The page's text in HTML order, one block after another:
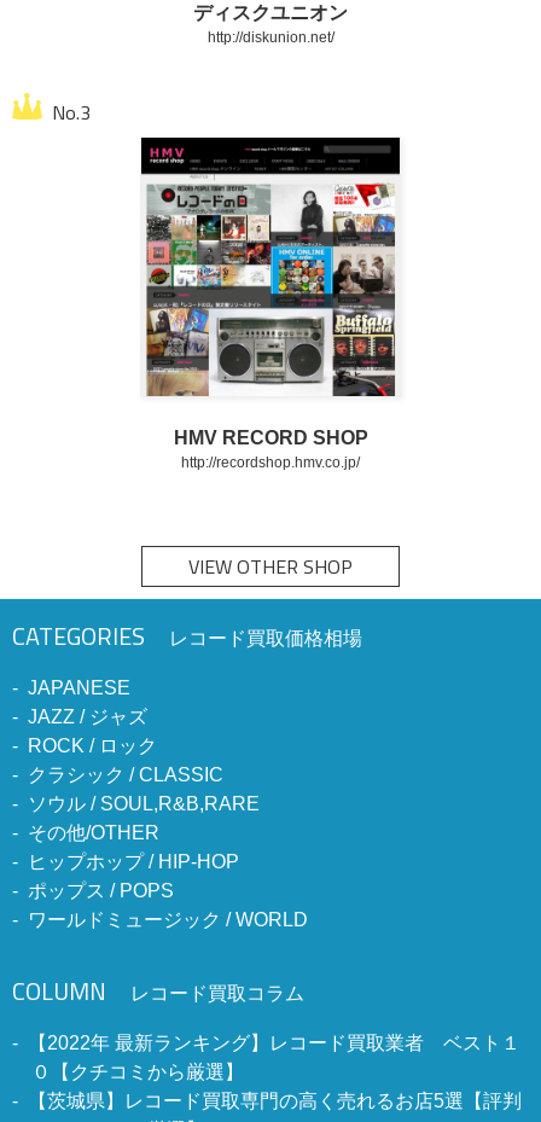
ディスクユニオン
http://diskunion.net/
HMV RECORD SHOP
http://recordshop.hmv.co.jp/
VIEW OTHER SHOP
CATEGORIES レコード買取価格相場
JAPANESE
JAZZ / ジャズ
ROCK / ロック
クラシック / CLASSIC
ソウル / SOUL,R&B,RARE
その他/OTHER
ヒップホップ / HIP-HOP
ポップス / POPS
ワールドミュージック / WORLD
COLUMN レコード買取コラム
【2022年 最新ランキング】レコード買取業者 ベスト１
０【クチコミから厳選】
【茨城県】レコード買取専門の高く売れるお店5選【評判